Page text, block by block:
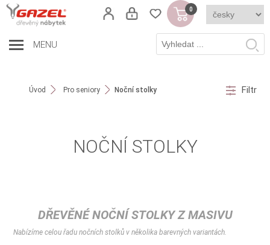
0
MENU
Úvod Pro seniory Noční stolky Filtr
NOČNÍ STOLKY
DŘEVĚNÉ NOČNÍ STOLKY Z MASIVU
Nabízíme celou řadu nočních stolků v několika barevných variantách.